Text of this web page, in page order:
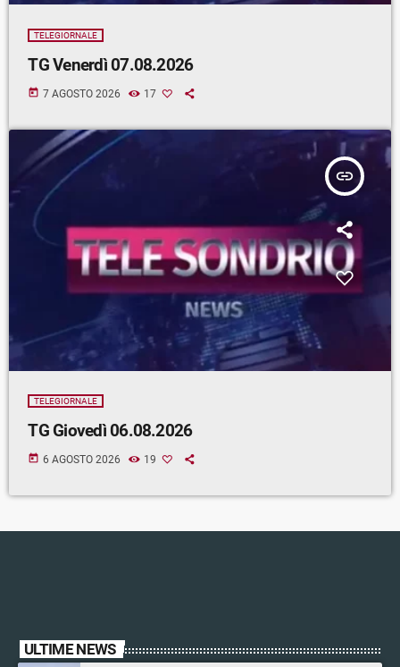
TELEGIORNALE
TG Venerdì 07.08.2026
today 7 AGOSTO 2026 17
insert_link
TELEGIORNALE
TG Giovedì 06.08.2026
today 6 AGOSTO 2026 19
ULTIME NEWS